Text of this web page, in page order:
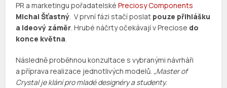
PR a marketingu pořadatelskéPreciosy Components
Michal Šťastný. V první fázi stačí poslat pouze přihlášku
a ideový záměr. Hrubé náčrty očekávají v Preciose do
konce května.
Následně proběhnou konzultace s vybranými návrháři
a příprava realizace jednotlivých modelů. „Master of
Crystal je klání pro mladé designéry a studenty.